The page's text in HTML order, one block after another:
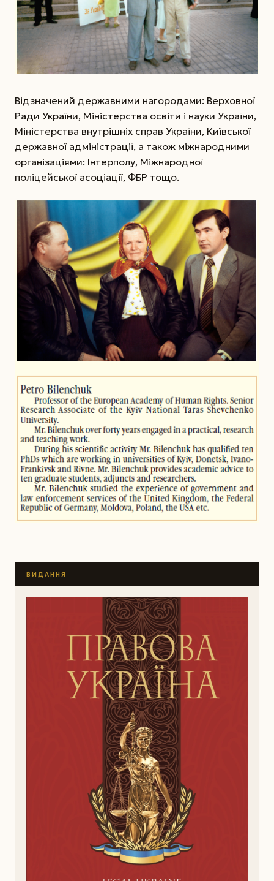
Відзначений державними нагородами: Верховної
Ради України, Міністерства освіти і науки України,
Міністерства внутрішніх справ України, Київської
державної адміністрації, а також міжнародними
організаціями: Інтерполу, Міжнародної
поліцейської асоціації, ФБР тощо.
ВИДАННЯ